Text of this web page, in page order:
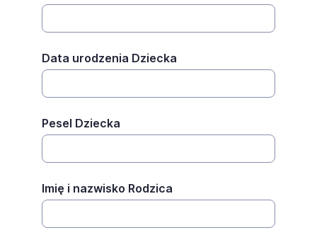
Data urodzenia Dziecka
Pesel Dziecka
Imię i nazwisko Rodzica